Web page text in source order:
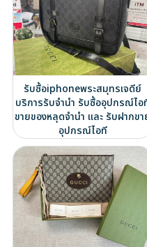
รับซื้อiphoneพระสมุทรเจดีย์
บริการรับจำนำ รับซื้ออุปกรณ์ไอ
ขายของหลุดจำนำ และ รับฝากขา
อุปกรณ์ไอที